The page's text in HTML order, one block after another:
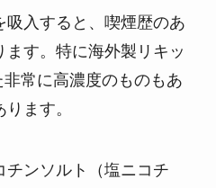
吸入すると、喫煙歴のあ
す。特に海外製リキッ
常に高濃度のものもあ
ます。
チンソルト（塩ニコチ